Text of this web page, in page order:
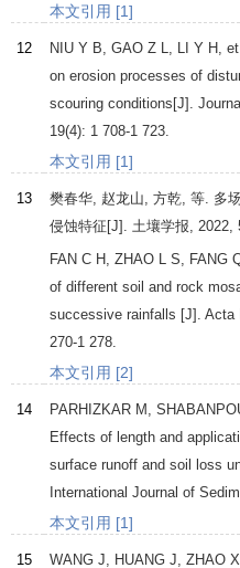
本文引用 [1]
12 NIU Y B GAO Z L LI Y H ,
on erosion processes of
scouring conditions[J].
19(4): 1 708-1 723.
本文引用 [1]
13
樊春华, 赵龙山, 方乾, 等. 多
侵蚀特征[J]. 土壤学报 2022
FAN C H ZHAO L S FANG
of different soil and rock
successive rainfalls [J]. Acta
270-1 278.
本文引用 [2]
14 PARHIZKAR M
Effects of length and
surface runoff and soil loss
International Journal of
本文引用 [1]
15 WANG J HUANG J ZHAO